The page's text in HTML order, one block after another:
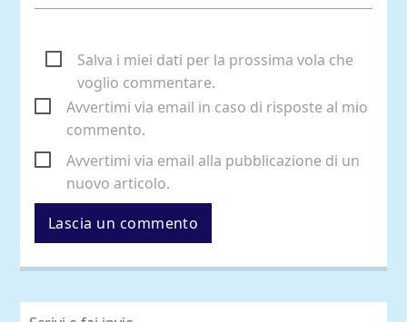
Salva i miei dati per la prossima vola che
voglio commentare.
Avvertimi via email in caso di risposte al mio
commento.
Avvertimi via email alla pubblicazione di un
nuovo articolo.